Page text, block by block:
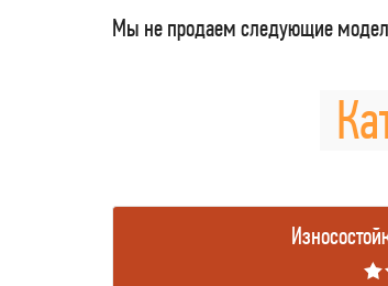
Мы не продаем следующие